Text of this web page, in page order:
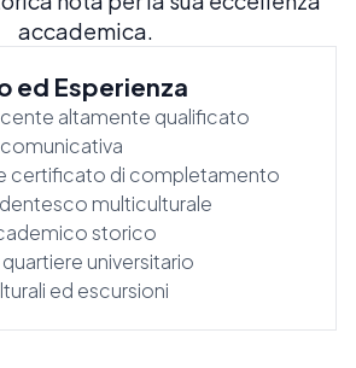
accademica.
ed Esperienza
altamente qualificato
certificato di completamento
multiculturale
storico
universitario
ed escursioni